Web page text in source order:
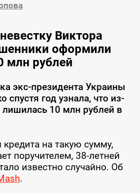
Виктора
оформили
млн рублей
экс-президента Украины
спустя год узнала, что из-
10 млн рублей в
на такую сумму,
поручителем, 38-летней
известно случайно. Об
.